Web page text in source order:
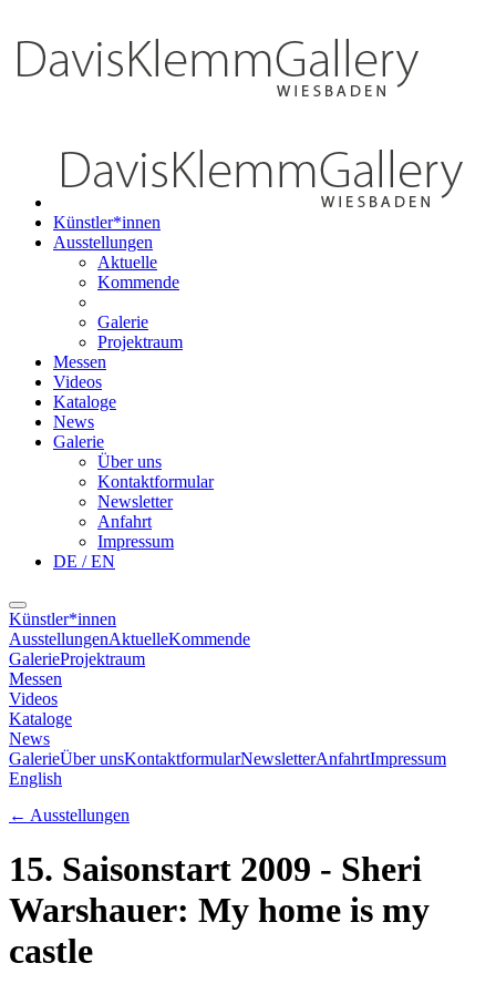
Künstler*innen
Ausstellungen
Aktuelle
Kommende
Galerie
Projektraum
Messen
Videos
Kataloge
News
Galerie
Über uns
Kontaktformular
Newsletter
Anfahrt
Impressum
DE / EN
Künstler*innen
AusstellungenAktuelleKommende
GalerieProjektraum
Messen
Videos
Kataloge
News
GalerieÜber unsKontaktformularNewsletterAnfahrtImpressum
English
← Ausstellungen
15. Saisonstart 2009 - Sheri
Warshauer: My home is my
castle